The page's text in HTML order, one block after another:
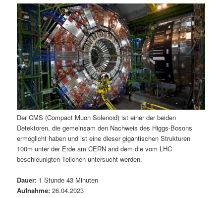
ä
r
e
n
I
n
h
l
n
d
ä
r
e
n
I
h
n
a
v
i
g
a
t
i
o
n
Der CMS (Compact Muon Solenoid) ist einer der beiden
Detektoren, die gemeinsam den Nachweis des Higgs-Bosons
ermöglicht haben und ist eine dieser gigantischen Strukturen
100m unter der Erde am CERN and dem die vom LHC
beschleunigten Teilchen untersucht werden.
Dauer: 1 Stunde 43 Minuten
Aufnahme: 26.04.2023